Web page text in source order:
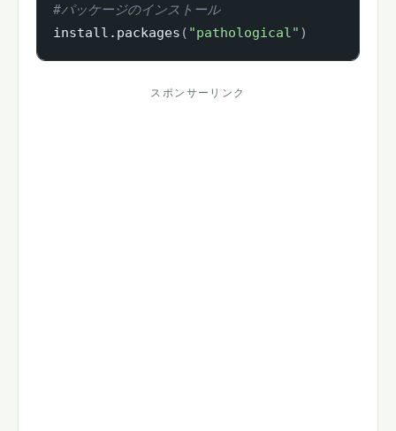
#パッケージのインストール
install.packages ( "pathological" )
スポンサーリンク